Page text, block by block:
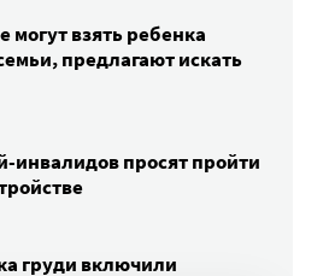
взять ребенка
предлагают искать
инвалидов просят пройти
груди включили